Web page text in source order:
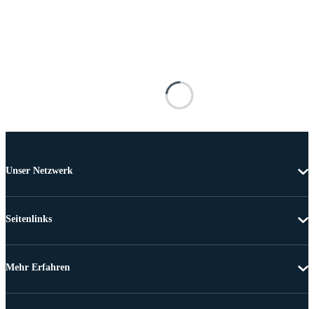
Unser Netzwerk
Seitenlinks
Mehr Erfahren